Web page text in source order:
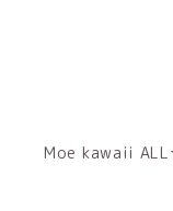
Moe kawaii